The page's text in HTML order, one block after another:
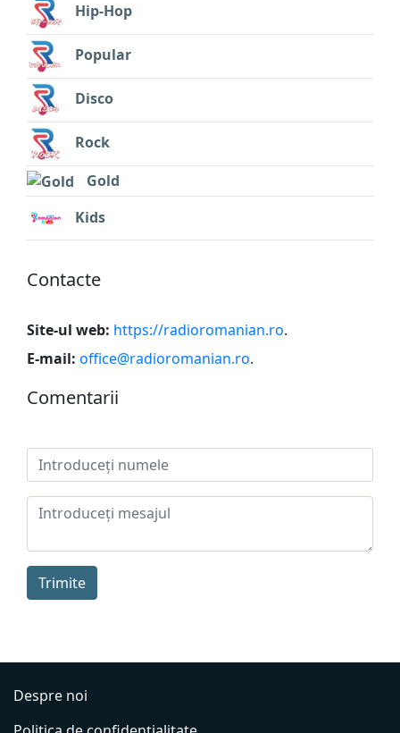
Hip-Hop
Popular
Disco
Rock
Gold
Kids
Сontacte
Site-ul web: https://radioromanian.ro.
E-mail: office@radioromanian.ro.
Сomentarii
Trimite
Despre noi